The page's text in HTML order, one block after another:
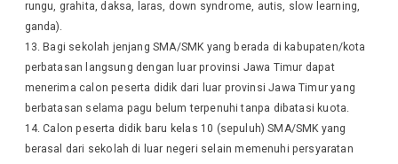
rungu, grahita, daksa, laras, down syndrome, autis, slow learning,
ganda).
Bagi sekolah jenjang SMA/SMK yang berada di kabupaten/kota
perbatasan langsung dengan luar provinsi Jawa Timur dapat
menerima calon peserta didik dari luar provinsi Jawa Timur yang
berbatasan selama pagu belum terpenuhi tanpa dibatasi kuota.
Calon peserta didik baru kelas 10 (sepuluh) SMA/SMK yang
berasal dari sekolah di luar negeri selain memenuhi persyaratan